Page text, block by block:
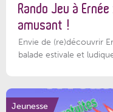
Rando Jeu à
amusant !
Envie de (re)découvrir
balade estivale et
Jeunesse